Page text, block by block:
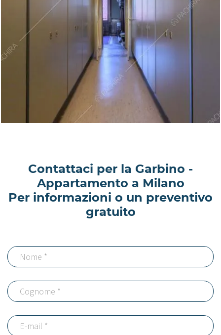
Contattaci per la Garbino -
Appartamento a Milano
Per informazioni o un preventivo
gratuito